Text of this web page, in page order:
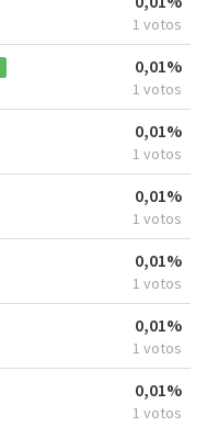
1 votos
0,01%
1 votos
0,01%
1 votos
0,01%
1 votos
0,01%
1 votos
0,01%
1 votos
0,01%
1 votos